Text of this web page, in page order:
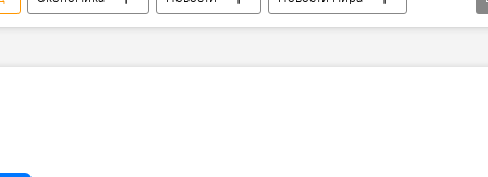
Транспортный коридор "Север-Юг" Азербайджан